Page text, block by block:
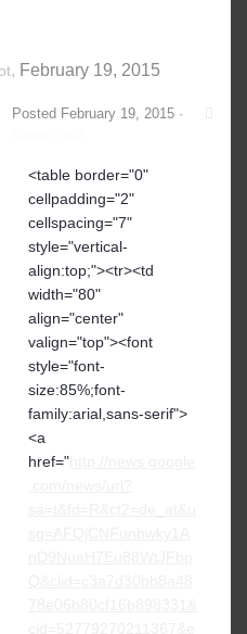
, February 19, 2015
Posted February 19, 2015 ·
<table border="0"
cellpadding="2"
cellspacing="7"
style="vertical-
align:top;"><tr><td
width="80"
align="center"
valign="top"><font
style="font-
size:85%;font-
family:arial,sans-serif">
<a
href="